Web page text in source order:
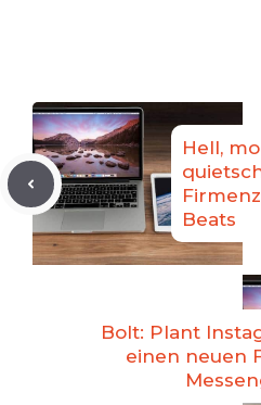
Hell,
Beats
Bolt: Plant
einen neuen